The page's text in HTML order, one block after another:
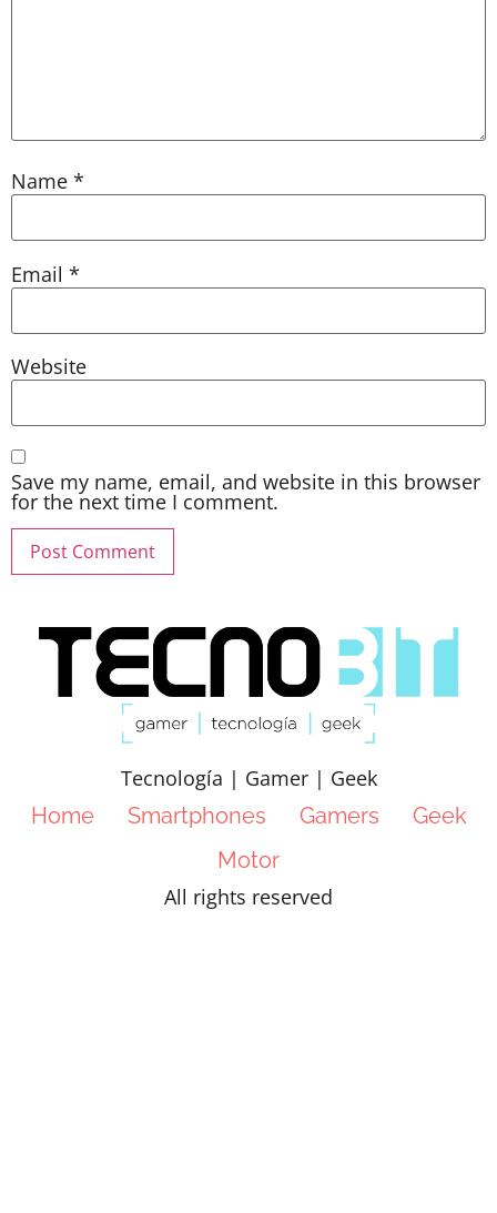
Name *
Email *
Website
Save my name, email, and website in this browser
for the next time I comment.
Tecnología | Gamer | Geek
Home
Smartphones Gamers
Geek
Motor
All rights reserved